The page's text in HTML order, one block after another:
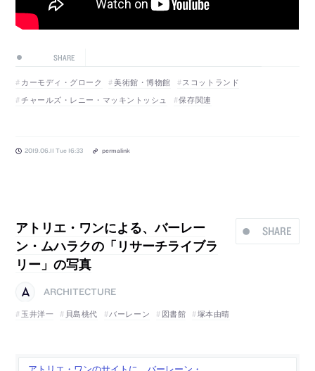
SHARE
カーモディ・グローク 美術館・博物館
スコットランド
チャールズ・レニー・マッキントッシュ
保存関連
2019.06.11 Tue 16:33 permalink
SHARE
アトリエ・ワンによる、バーレー
ン・ムハラクの「リサーチライブラ
リー」の写真
ARCHITECTURE
玉井洋一
貝島桃代 バーレーン 図書館 塚本由晴